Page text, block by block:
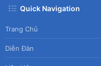
Quick Navigation
Trang Chủ
Diễn Đàn